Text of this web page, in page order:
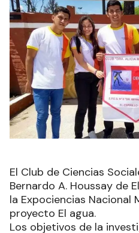
El Club de Ciencias
Bernardo A. Houssay de
la Expociencias Nacional
proyecto El agua.
Los objetivos de la